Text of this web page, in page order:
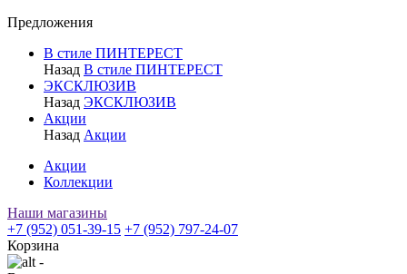
Предложения
В стиле ПИНТЕРЕСТ
Назад В стиле ПИНТЕРЕСТ
ЭКСКЛЮЗИВ
Назад ЭКСКЛЮЗИВ
Акции
Назад Акции
Акции
Коллекции
Наши магазины
+7 (952) 051-39-15 +7 (952) 797-24-07
Корзина
-